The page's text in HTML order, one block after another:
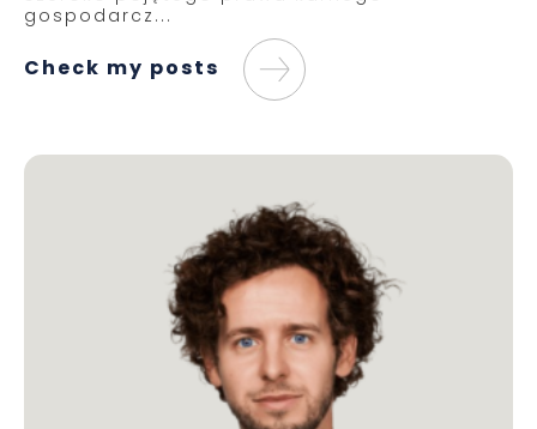
gospodarcz...
Check my posts